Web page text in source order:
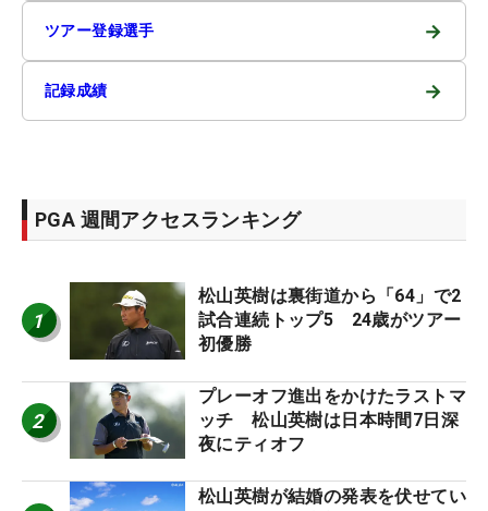
ツアー登録選手 →
記録成績 →
PGA 週間アクセスランキング
1
松山英樹は裏街道から「64」で2
試合連続トップ5 24歳がツアー
初優勝
2
プレーオフ進出をかけたラストマ
ッチ 松山英樹は日本時間7日深
夜にティオフ
松山英樹が結婚の発表を伏せてい